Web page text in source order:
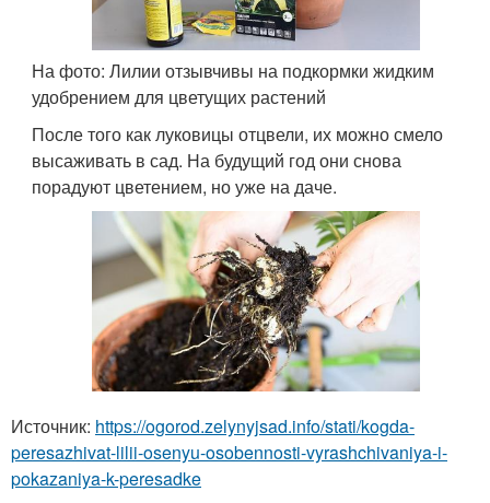
На фото: Лилии отзывчивы на подкормки жидким
удобрением для цветущих растений
После того как луковицы отцвели, их можно смело
высаживать в сад. На будущий год они снова
порадуют цветением, но уже на даче.
Источник: https://ogorod.zelynyjsad.info/stati/kogda-
peresazhivat-lilii-osenyu-osobennosti-vyrashchivaniya-i-
pokazaniya-k-peresadke